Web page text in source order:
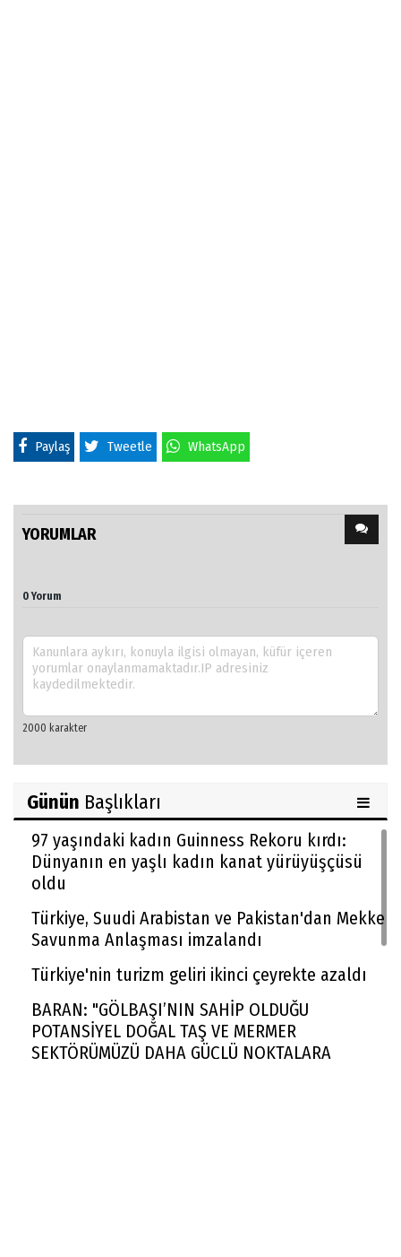
Paylaş Tweetle WhatsApp
YORUMLAR
0 Yorum
Günün Başlıkları
97 yaşındaki kadın Guinness Rekoru kırdı:
Dünyanın en yaşlı kadın kanat yürüyüşçüsü
oldu
Türkiye, Suudi Arabistan ve Pakistan'dan Mekke
Savunma Anlaşması imzalandı
Türkiye'nin turizm geliri ikinci çeyrekte azaldı
BARAN: "GÖLBAŞI’NIN SAHİP OLDUĞU
POTANSİYEL DOĞAL TAŞ VE MERMER
SEKTÖRÜMÜZÜ DAHA GÜÇLÜ NOKTALARA